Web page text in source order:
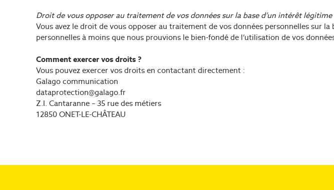
Droit de vous opposer au traitement de vos données sur la base d’un intérêt légitime
Vous avez le droit de vous opposer au traitement de vos données personnelles sur
personnelles à moins que nous prouvions le bien-fondé de l’utilisation de vos
Comment exercer vos droits ?
Vous pouvez exercer vos droits en contactant directement :
Galago communication
dataprotection@galago.fr
Z.I. Cantaranne – 35 rue des métiers
12850 ONET-LE-CHÂTEAU